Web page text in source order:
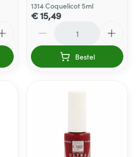
1314 Coquelicot 5ml
€ 15,49
Bestel